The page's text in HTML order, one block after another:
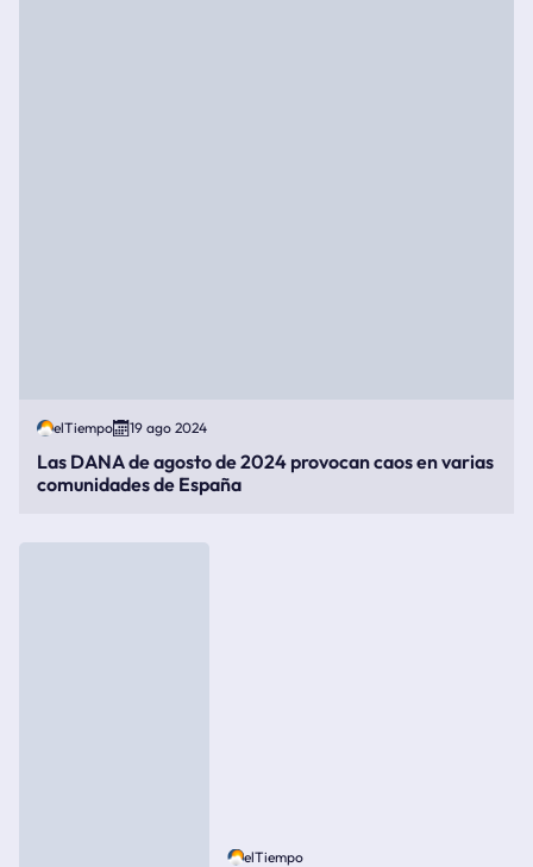
elTiempo 19 ago 2024
Las DANA de agosto de 2024 provocan caos en varias
comunidades de España
elTiempo